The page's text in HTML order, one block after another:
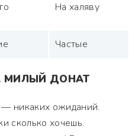
На халяву
Частые
МИЛЫЙ ДОНАТ
— никаких ожиданий.
сколько хочешь.